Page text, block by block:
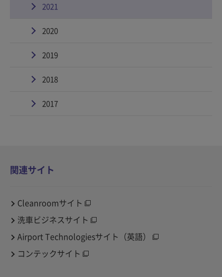
2021
2020
2019
2018
2017
関連サイト
Cleanroomサイト
洗車ビジネスサイト
Airport Technologiesサイト（英語）
コンテックサイト